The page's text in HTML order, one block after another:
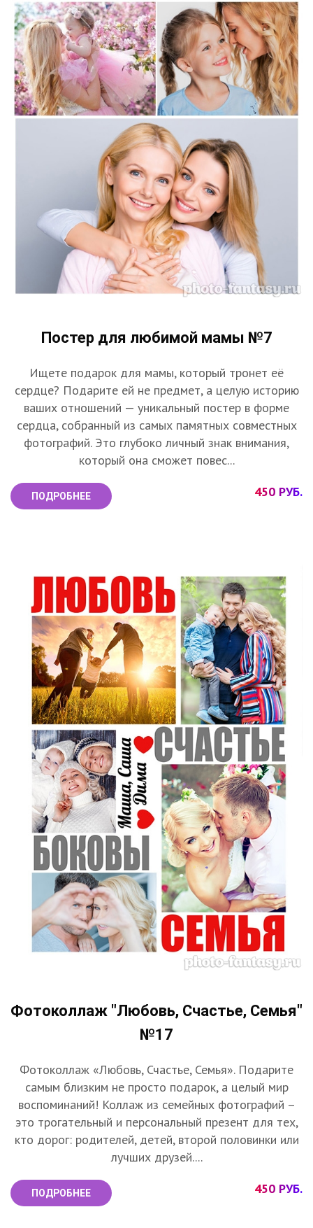
Постер для любимой мамы №7
Ищете подарок для мамы, который тронет её
сердце? Подарите ей не предмет, а целую историю
ваших отношений — уникальный постер в форме
сердца, собранный из самых памятных совместных
фотографий. Это глубоко личный знак внимания,
который она сможет повес...
ПОДРОБНЕЕ 450 РУБ.
Фотоколлаж "Любовь, Счастье, Семья"
№17
Фотоколлаж «Любовь, Счастье, Семья». Подарите
самым близким не просто подарок, а целый мир
воспоминаний! Коллаж из семейных фотографий –
это трогательный и персональный презент для тех,
кто дорог: родителей, детей, второй половинки или
лучших друзей....
ПОДРОБНЕЕ 450 РУБ.